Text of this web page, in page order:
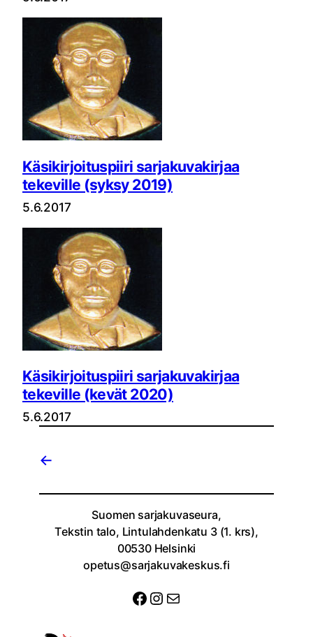
Käsikirjoituspiiri sarjakuvakirjaa
tekeville (syksy 2019)
5.6.2017
Käsikirjoituspiiri sarjakuvakirjaa
tekeville (kevät 2020)
5.6.2017
←
Suomen sarjakuvaseura,
Tekstin talo, Lintulahdenkatu 3 (1. krs),
00530 Helsinki
opetus@sarjakuvakeskus.fi
Facebook
Instagram
Sähköposti